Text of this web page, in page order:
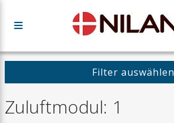
Filter auswählen
Zuluftmodul: 1